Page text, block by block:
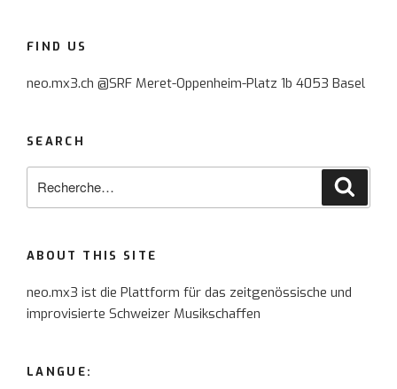
FIND US
neo.mx3.ch @SRF Meret-Oppenheim-Platz 1b 4053 Basel
SEARCH
ABOUT THIS SITE
neo.mx3 ist die Plattform für das zeitgenössische und
improvisierte Schweizer Musikschaffen
LANGUE: